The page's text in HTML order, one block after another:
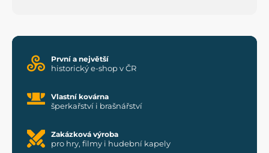
První a největší
historický e-shop v ČR
Vlastní kovárna
šperkařství i brašnářství
Zakázková výroba
pro hry, filmy i hudební kapely